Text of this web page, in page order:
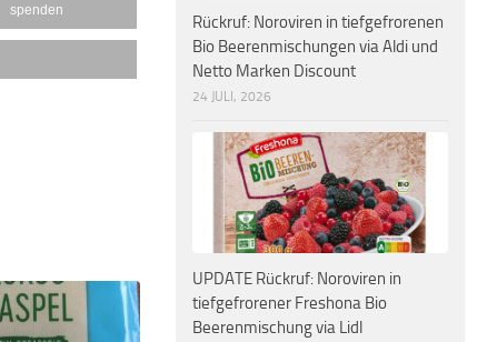
spenden
Rückruf: Noroviren in tiefgefrorenen
Bio Beerenmischungen via Aldi und
Netto Marken Discount
24 JULI, 2026
UPDATE Rückruf: Noroviren in
tiefgefrorener Freshona Bio
Beerenmischung via Lidl